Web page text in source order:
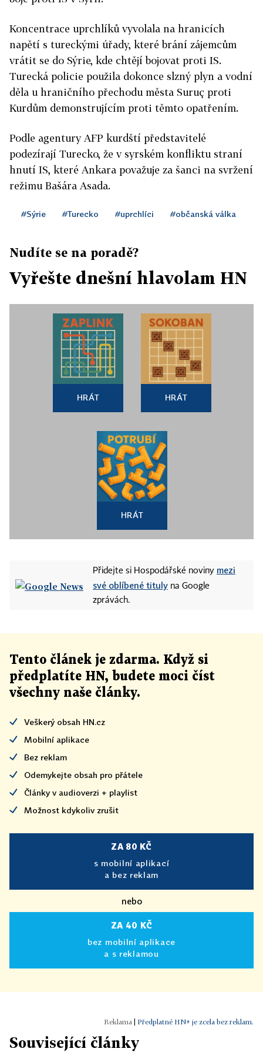
Koncentrace uprchlíků vyvolala na hranicích
napětí s tureckými úřady, které brání zájemcům
vrátit se do Sýrie, kde chtějí bojovat proti IS.
Turecká policie použila dokonce slzný plyn a vodní
děla u hraničního přechodu města Suruç proti
Kurdům demonstrujícím proti těmto opatřením.
Podle agentury AFP kurdští představitelé
podezírají Turecko, že v syrském konfliktu straní
hnutí IS, které Ankara považuje za šanci na svržení
režimu Bašára Asada.
#Sýrie #Turecko #uprchlíci #občanská válka
Nudíte se na poradě?
Vyřešte dnešní hlavolam HN
HRÁT HRÁT
HRÁT
Přidejte si Hospodářské noviny mezi
své oblíbené tituly na Google
zprávách.
Tento článek je zdarma. Když si
předplatíte HN, budete moci číst
všechny naše články.
Veškerý obsah HN.cz
Mobilní aplikace
Bez reklam
Odemykejte obsah pro přátele
Články v audioverzi + playlist
Možnost kdykoliv zrušit
ZA 80 KČ
s mobilní aplikací
a bez reklam
nebo
ZA 40 KČ
bez mobilní aplikace
a s reklamou
Předplatné HN+ je zcela bez reklam.
Související články